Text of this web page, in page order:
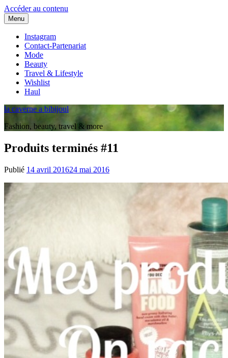
Accéder au contenu
Menu
Instagram
Contact-Partenariat
Mode
Beauty
Travel & Lifestyle
Wishlist
Haul
la caverne a bibijoul
Fashion, beauty, travel & more
Produits terminés #11
Publié 14 avril 201624 mai 2016